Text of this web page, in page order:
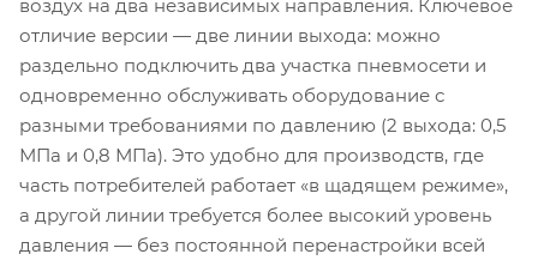
воздух на два независимых направления. Ключевое
отличие версии — две линии выхода: можно
раздельно подключить два участка пневмосети и
одновременно обслуживать оборудование с
разными требованиями по давлению (2 выхода: 0,5
МПа и 0,8 МПа). Это удобно для производств, где
часть потребителей работает «в щадящем режиме»,
а другой линии требуется более высокий уровень
давления — без постоянной перенастройки всей